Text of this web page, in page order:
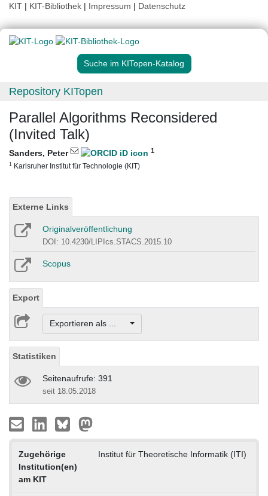
KIT | KIT-Bibliothek | Impressum | Datenschutz
Suche im KITopen-Katalog
Repository KITopen
Parallel Algorithms Reconsidered
(Invited Talk)
Sanders, Peter 1
1 Karlsruher Institut für Technologie (KIT)
Externe Links
Originalveröffentlichung
DOI: 10.4230/LIPIcs.STACS.2015.10
Scopus
Export
Exportieren als ...
Statistiken
Seitenaufrufe: 391
seit 18.05.2018
Zugehörige
Institution(en)
am KIT
Institut für Theoretische Informatik (ITI)